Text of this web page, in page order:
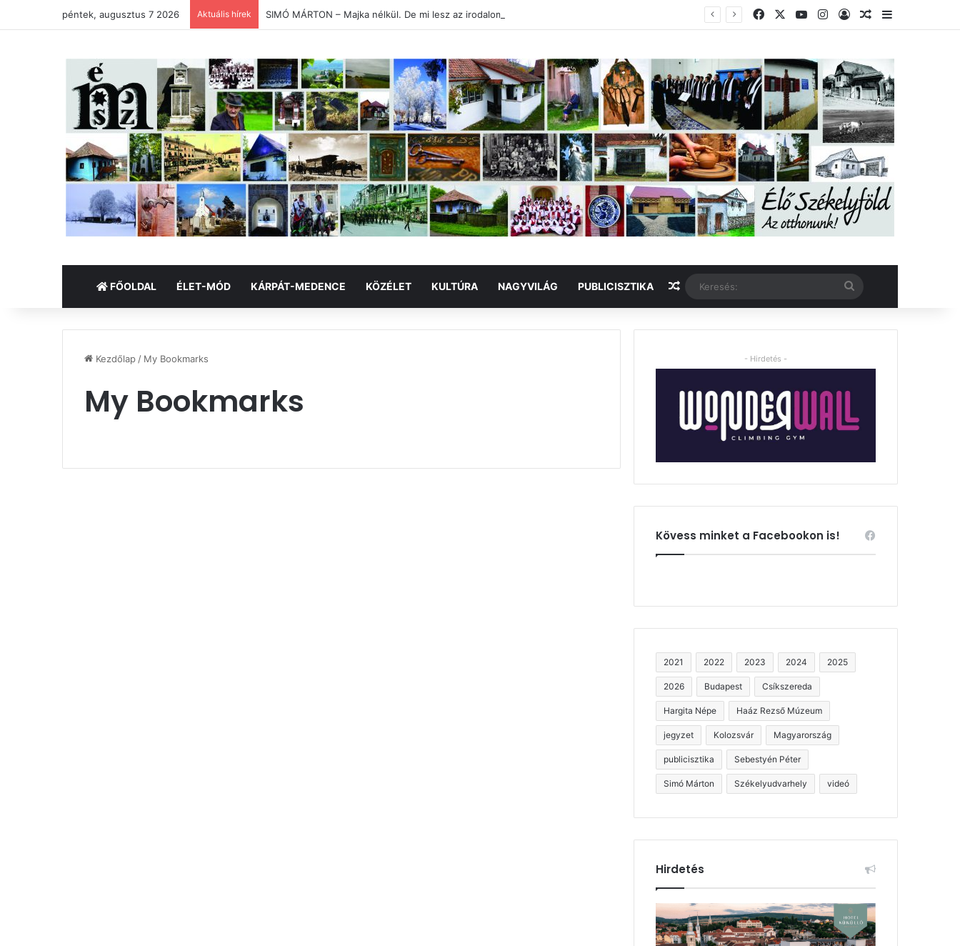
péntek, augusztus 7 2026 Aktuális hírek SIMÓ MÁRTON – Majka nélkül. De mi lesz az irodalommal? FacebookYouTubeInstagram
BelépésVéletlen cikk
Oldalsáv
FŐOLDAL ÉLET-MÓD KÁRPÁT-MEDENCE KÖZÉLET KULTÚRA NAGYVILÁG PUBLICISZTIKA Véletlen cikk Keresés:
Kezdőlap / My Bookmarks
My Bookmarks
- Hirdetés -
Kövess minket a Facebookon is!
2021 2022 2023 2024 2025
2026 Budapest Csíkszereda
Hargita Népe Haáz Rezső Múzeum
jegyzet Kolozsvár Magyarország
publicisztika Sebestyén Péter
Simó Márton Székelyudvarhely videó
Hirdetés